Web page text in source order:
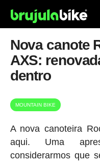
Nova canote
AXS:
dentro
MOUNTAIN BIKE
A nova canoteira
aqui. Uma
considerarmos que